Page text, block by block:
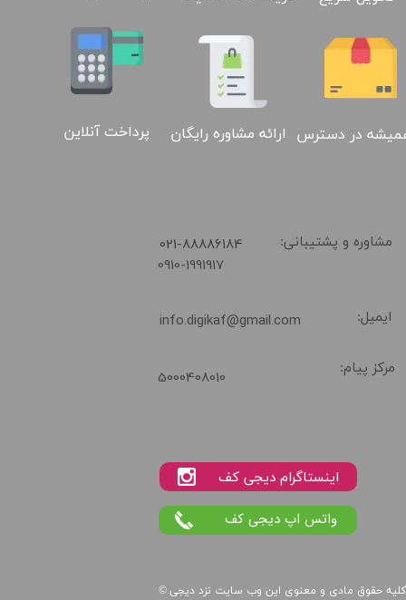
در دسترس ارائه مشاوره رایگان پرداخت آنلاین
مشاوره و پشتیبانی: ​021-88886184
info.digikaf@gmail.com
02188886184
©. کلیه حقوق مادی و معنوی این وب سایت نزددیجی
ایمیل:
مرکز پیام: 5000408010
0910-1991917
واتس اپ دیجی کف